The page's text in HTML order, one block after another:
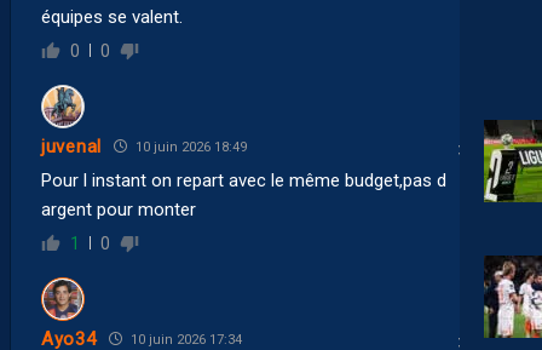
équipes se valent.
0 0
juvenal 10 juin 2026 18:49
Pour l instant on repart avec le même budget,pas d
argent pour monter
1 0
Ayo34 10 juin 2026 17:34